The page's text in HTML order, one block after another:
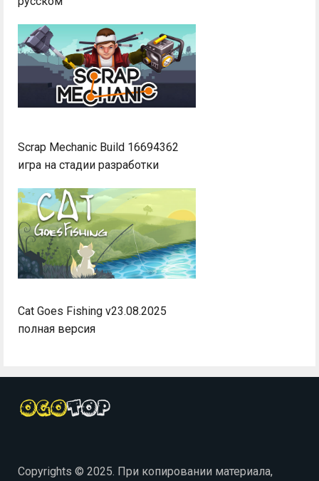
Scrap Mechanic Build 16694362
игра на стадии разработки
Cat Goes Fishing v23.08.2025
полная версия
Copyrights © 2025. При копировании материала,